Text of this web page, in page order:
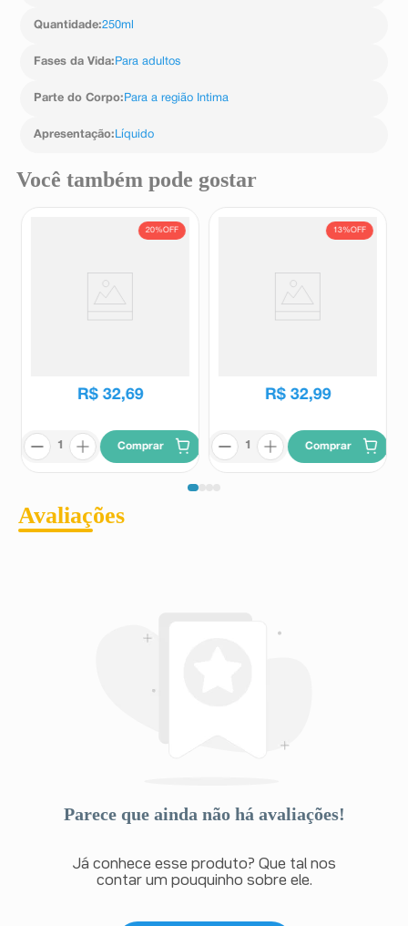
benzoato de sódio, sorbato de potássio.
Quantidade:250ml
Fases da Vida: Para adultos
Parte do Corpo: Para a região Intima
Apresentação: Líquido
Você também pode gostar
20%OFF
R$ 32,69
Comprar
13%OFF
R$ 32,99
Comprar
Avaliações
Parece que ainda não há avaliações!
Já conhece esse produto? Que tal nos
contar um pouquinho sobre ele.